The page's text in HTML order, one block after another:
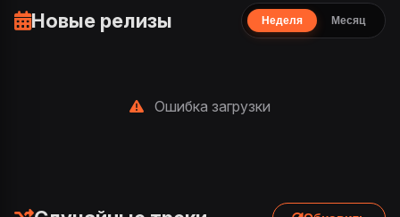
Новые релизы Неделя Месяц
Ошибка загрузки